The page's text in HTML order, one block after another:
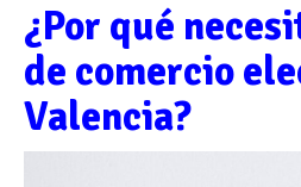
¿Por qué
de comercio
Valencia?